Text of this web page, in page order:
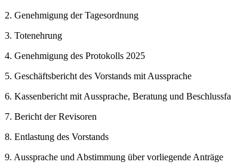
2. Genehmigung der Tagesordnung
3. Totenehrung
4. Genehmigung des Protokolls 2025
5. Geschäftsbericht des Vorstands mit Aussprache
6. Kassenbericht mit Aussprache, Beratung und
7. Bericht der Revisoren
8. Entlastung des Vorstands
9. Aussprache und Abstimmung über vorliegende Anträge